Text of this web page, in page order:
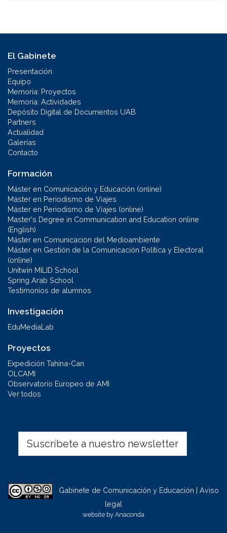
El Gabinete
Presentación
Equipo
Memoria: Proyectos
Memoria: Actividades
Depósito Digital de Documentos UAB
Partners
Actualidad
Galerías
Contacto
Formación
Máster en Comunicación y Educación (online)
Máster en Periodismo de Viajes
Máster en Periodismo de Viajes (online)
Master's Degree in Communication and Education online
(English)
Máster en Comunicación del Medioambiente
Máster en Gestión de la Comunicación Política y Electoral
(online)
Unitwin MILID School
Spring Arab School
Testimonios de alumnos
Investigación
EduMediaLab
Proyectos
Expedición Tahina-Can
OLCAMI
Observatorio Europeo de AMI
Ver todos
Suscríbete a nuestro newsletter
Gabinete de Comunicación y Educación | Aviso
legal
website by Anaconda